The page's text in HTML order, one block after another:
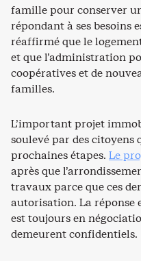
famille pour conserver
répondant à ses besoins
réaffirmé que le
et que l’administration
coopératives et de
familles.
L’important projet
soulevé par des
prochaines étapes. Le
après que
travaux parce que ces
autorisation. La réponse
est toujours en
demeurent confidentiels.